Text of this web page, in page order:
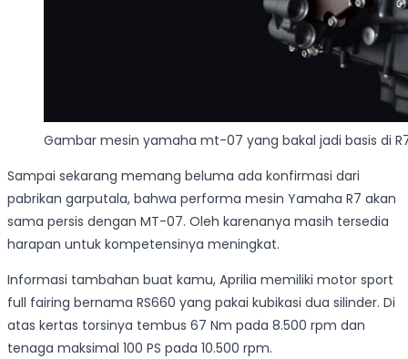
Gambar mesin yamaha mt-07 yang bakal jadi basis di
Sampai sekarang memang beluma ada konfirmasi dari
pabrikan garputala, bahwa performa mesin Yamaha R7 akan
sama persis dengan MT-07. Oleh karenanya masih tersedia
harapan untuk kompetensinya meningkat.
Informasi tambahan buat kamu, Aprilia memiliki motor sport
full fairing bernama RS660 yang pakai kubikasi dua silinder. Di
atas kertas torsinya tembus 67 Nm pada 8.500 rpm dan
tenaga maksimal 100 PS pada 10.500 rpm.